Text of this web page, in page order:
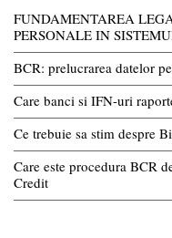
FUNDAMENTAREA
PERSONALE IN
BCR: prelucrarea datelor
Care banci si IFN-uri
Ce trebuie sa stim despre
Care este procedura BCR
Credit